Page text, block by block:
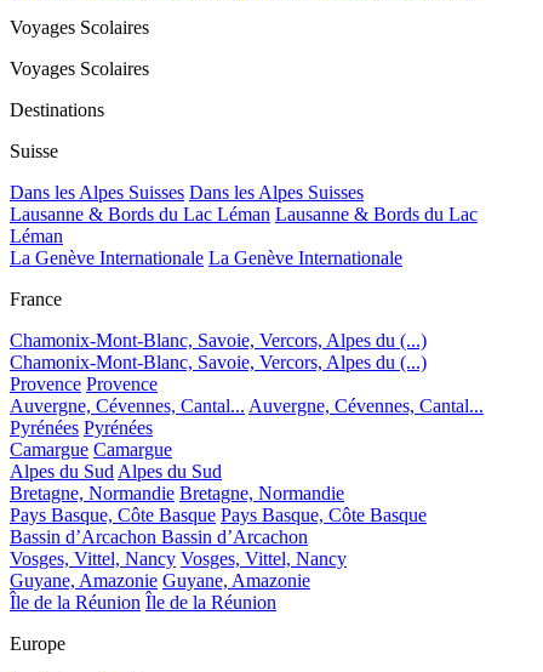
Voyages Scolaires
Voyages Scolaires
Destinations
Suisse
Dans les Alpes Suisses Dans les Alpes Suisses
Lausanne & Bords du Lac Léman Lausanne & Bords du Lac
Léman
La Genève Internationale La Genève Internationale
France
Chamonix-Mont-Blanc, Savoie, Vercors, Alpes du (...)
Chamonix-Mont-Blanc, Savoie, Vercors, Alpes du (...)
Provence Provence
Auvergne, Cévennes, Cantal... Auvergne, Cévennes, Cantal...
Pyrénées Pyrénées
Camargue Camargue
Alpes du Sud Alpes du Sud
Bretagne, Normandie Bretagne, Normandie
Pays Basque, Côte Basque Pays Basque, Côte Basque
Bassin d’Arcachon Bassin d’Arcachon
Vosges, Vittel, Nancy Vosges, Vittel, Nancy
Guyane, Amazonie Guyane, Amazonie
Île de la Réunion Île de la Réunion
Europe